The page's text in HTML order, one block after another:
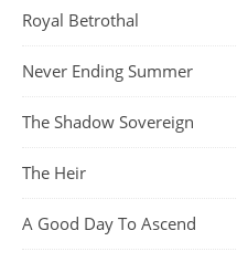
Royal Betrothal
Never Ending Summer
The Shadow Sovereign
The Heir
A Good Day To Ascend